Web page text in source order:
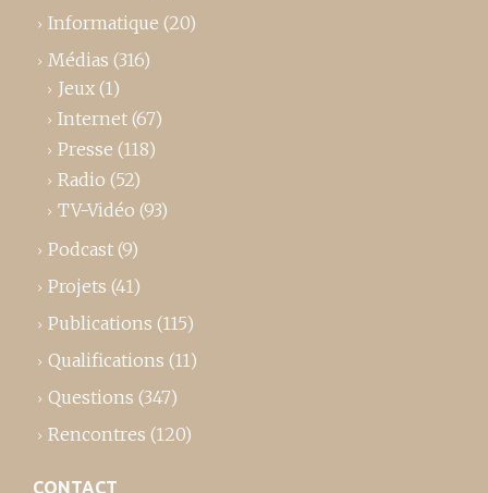
Informatique (20)
Médias (316)
Jeux (1)
Internet (67)
Presse (118)
Radio (52)
TV-Vidéo (93)
Podcast (9)
Projets (41)
Publications (115)
Qualifications (11)
Questions (347)
Rencontres (120)
CONTACT